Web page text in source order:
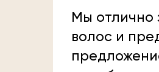
Мы отлично
волос и